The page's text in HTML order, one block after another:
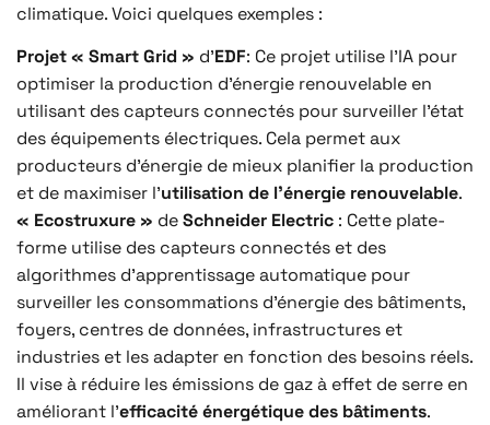
climatique. Voici quelques exemples :
Projet « Smart Grid » d’EDF: Ce projet utilise l’IA pour
optimiser la production d’énergie renouvelable en
utilisant des capteurs connectés pour surveiller l’état
des équipements électriques. Cela permet aux
producteurs d’énergie de mieux planifier la production
et de maximiser l’utilisation de l’énergie renouvelable.
« Ecostruxure » deSchneider Electric : Cette plate-
forme utilise des capteurs connectés et des
algorithmes d’apprentissage automatique pour
surveiller les consommations d’énergie des bâtiments,
foyers, centres de données, infrastructures et
industries et les adapter en fonction des besoins réels.
Il vise à réduire les émissions de gaz à effet de serre en
améliorant l’efficacité énergétique des bâtiments.